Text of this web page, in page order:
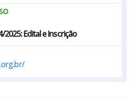
2025: Edital e Inscrição